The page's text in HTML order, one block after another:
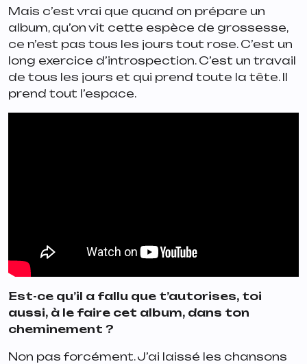
Mais c’est vrai que quand on prépare un
album, qu’on vit cette espèce de grossesse,
ce n’est pas tous les jours tout rose. C’est un
long exercice d’introspection. C’est un travail
de tous les jours et qui prend toute la tête. Il
prend tout l’espace.
Est-ce qu’il a fallu que t’autorises, toi
aussi, à le faire cet album, dans ton
cheminement ?
Non pas forcément. J’ai laissé les chansons